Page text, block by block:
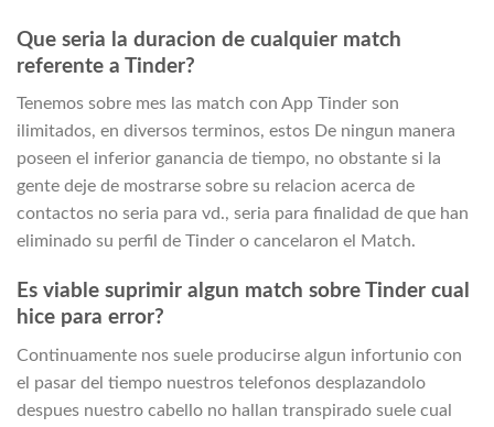
Que seri­a la duracion de cualquier match
referente a Tinder?
Tenemos sobre mes las match con App Tinder son
ilimitados, en diversos terminos, estos De ningun manera
poseen el inferior ganancia de tiempo, no obstante si la
gente deje de mostrarse sobre su relacion acerca de
contactos no seri­a para vd., seri­a para finalidad de que han
eliminado su perfil de Tinder o cancelaron el Match.
Es viable suprimir algun match sobre Tinder cual
hice para error?
Continuamente nos suele producirse algun infortunio con
el pasar del tiempo nuestros telefonos desplazandolo
despues nuestro cabello no hallan transpirado suele cual